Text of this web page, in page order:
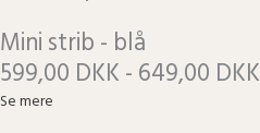
Mini strib - blå
599,00 DKK - 649,00 DKK
Se mere